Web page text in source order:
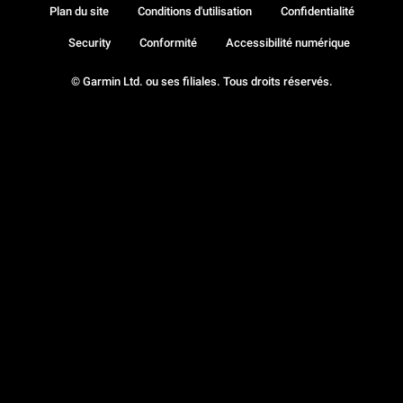
© Garmin Ltd. ou ses filiales. Tous droits réservés.
Plan du site Conditions d'utilisation Confidentialité
Security Conformité Accessibilité numérique